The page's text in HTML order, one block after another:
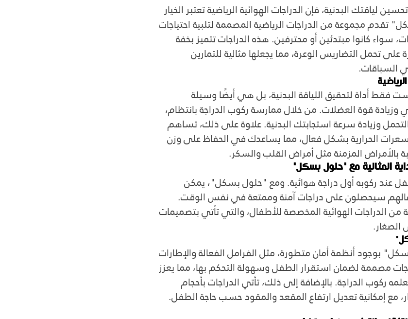
لياقتك البدنية، فإن الدراجات الهوائية الرياضية تعتبر الخيار
مجموعة من الدراجات الرياضية المصممة لتلبية احتياجات
سواء كانوا مبتدئين أو محترفين. هذه الدراجات تتميز بخفة
على تحمل التضاريس الوعرة، مما يجعلها مثالية للتمارين
السباقات.
فقط أداة لتحقيق اللياقة البدنية، بل هي أيضًا وسيلة
وزيادة قوة العضلات. من خلال ممارسة ركوب الدراجة بانتظام،
وزيادة سرعة استجابتك البدنية. علاوة على ذلك، تساهم
الحرارية بشكل فعال، مما يساعدك في الحفاظ على وزن
بالأمراض المزمنة مثل أمراض القلب والسكر.
المثالية مع "حلول بسكل"
ركوبه أول دراجة هوائية. ومع "حلول بسكل"، يمكن
سيحصلون على دراجات آمنة وممتعة في نفس الوقت.
الدراجات الهوائية المخصصة للأطفال، والتي تأتي بتصميمات
الصغار.
بوجود أنظمة أمان متطورة، مثل الفرامل الفعالة والإطارات
مصممة لضمان استقرار الطفل وسهولة التحكم بها، مما يعزز
ركوب الدراجة. بالإضافة إلى ذلك، تأتي الدراجات بأحجام
مع إمكانية تعديل ارتفاع المقعد والمقود حسب حاجة الطفل.